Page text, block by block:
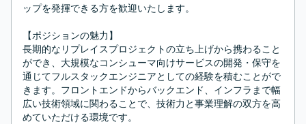
ップを発揮できる方を歓迎いたします。
【ポジションの魅力】
長期的なリプレイスプロジェクトの立ち上げから携わること
ができ、大規模なコンシューマ向けサービスの開発・保守を
通じてフルスタックエンジニアとしての経験を積むことがで
きます。フロントエンドからバックエンド、インフラまで幅
広い技術領域に関わることで、技術力と事業理解の双方を高
めていただける環境です。